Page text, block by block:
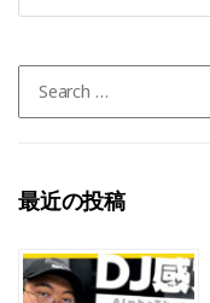
for:
最近の投稿